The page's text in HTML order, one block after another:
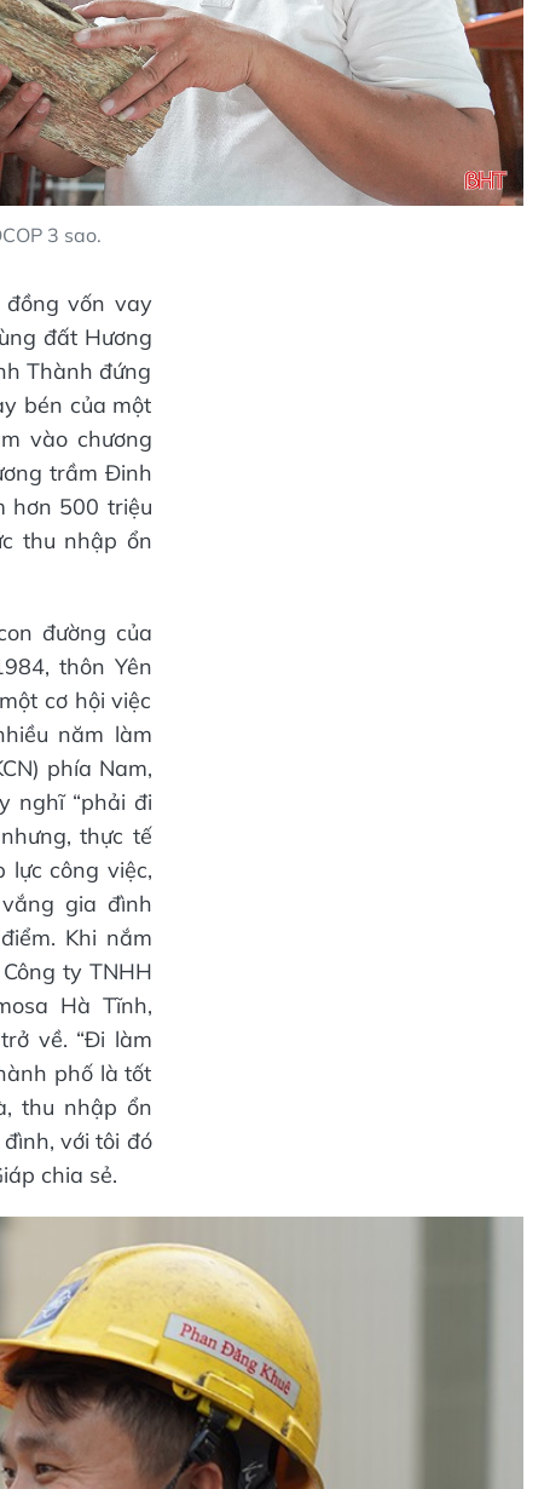
3 sao.
đồng vốn vay
đất Hương
Thành đứng
bén của một
vào chương
trầm Đinh
hơn 500 triệu
thu nhập ổn
đường của
thôn Yên
cơ hội việc
năm làm
phía Nam,
nghĩ “phải đi
thực tế
lực công việc,
gia đình
Khi nắm
ty TNHH
Hà Tĩnh,
về. “Đi làm
phố là tốt
thu nhập ổn
với tôi đó
chia sẻ.